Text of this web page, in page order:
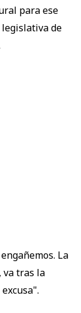
para ese
de
La
va tras la